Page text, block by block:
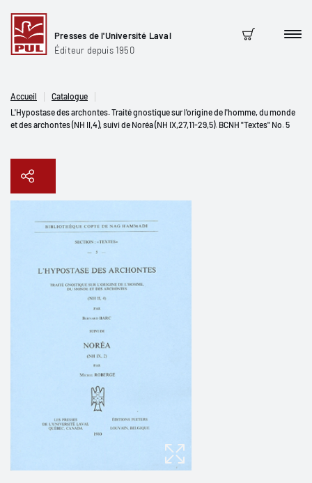
Presses de l'Université Laval
Éditeur depuis 1950
Panier
Accueil
Catalogue
L'Hypostase des archontes. Traité gnostique sur l'origine de l'homme, du monde
et des archontes (NH II,4), suivi de Noréa (NH IX,27,11-29,5). BCNH "Textes" No. 5